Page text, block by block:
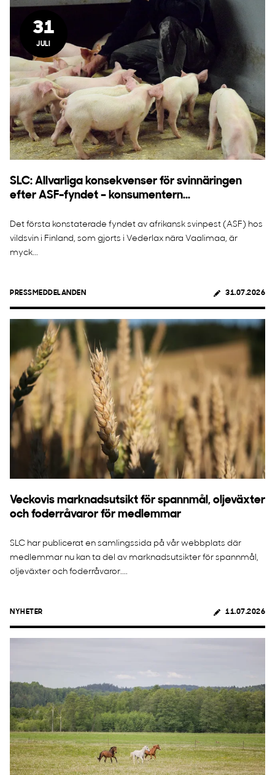
31
JULI
SLC: Allvarliga konsekvenser för svinnäringen
efter ASF-fyndet – konsumentern...
Det första konstaterade fyndet av afrikansk svinpest (ASF) hos
vildsvin i Finland, som gjorts i Vederlax nära Vaalimaa, är
myck...
PRESSMEDDELANDEN 31.07.2026
Veckovis marknadsutsikt för spannmål, oljeväxter
och foderråvaror för medlemmar
SLC har publicerat en samlingssida på vår webbplats där
medlemmar nu kan ta del av marknadsutsikter för spannmål,
oljeväxter och foderråvaror....
NYHETER 11.07.2026